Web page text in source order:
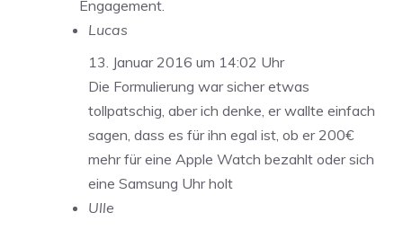
Engagement.
Lucas
13. Januar 2016 um 14:02 Uhr
Die Formulierung war sicher etwas
tollpatschig, aber ich denke, er wallte einfach
sagen, dass es für ihn egal ist, ob er 200€
mehr für eine Apple Watch bezahlt oder sich
eine Samsung Uhr holt
Ulle